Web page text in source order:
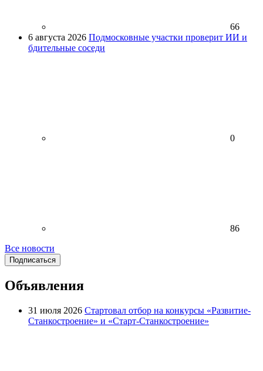
66
6 августа 2026 Подмосковные участки проверит ИИ и
бдительные соседи
0
86
Все новости
Подписаться
Объявления
31 июля 2026 Стартовал отбор на конкурсы «Развитие-
Станкостроение» и «Старт-Станкостроение»